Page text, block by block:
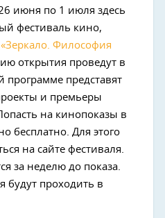
июня по 1 июля здесь
фестиваль кино,
«Зеркало. Философия
открытия проведут в
представят
и премьеры
на кинопоказы в
бесплатно. Для этого
на сайте фестиваля.
за неделю до показа.
будут проходить в